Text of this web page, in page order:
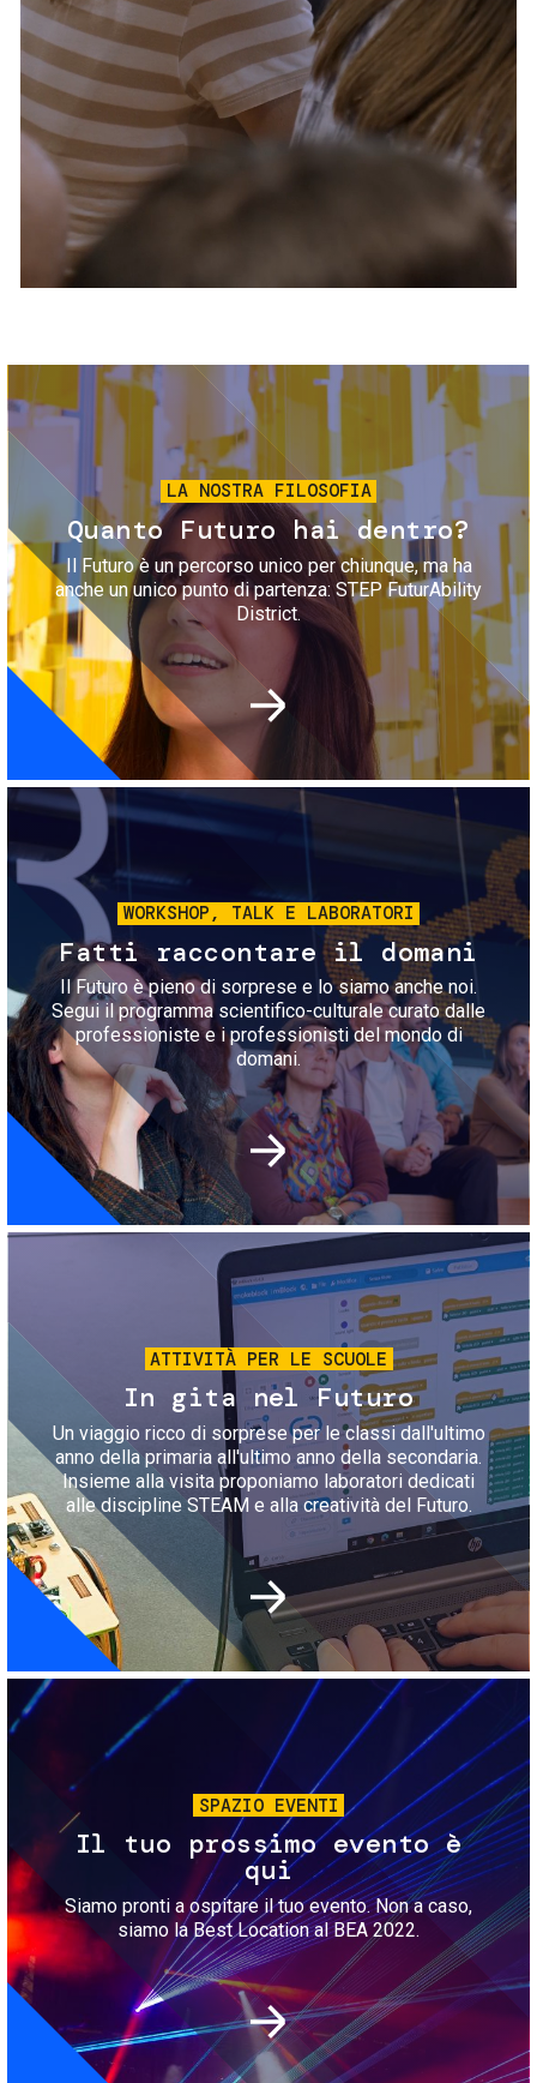
Servizi e accessibilità
Contatti
FAQ
Biglietti
Immagine
LA NOSTRA FILOSOFIA
Quanto Futuro hai dentro?
Il Futuro è un percorso unico per chiunque, ma ha
anche un unico punto di partenza: STEP FuturAbility
District.
Immagine
WORKSHOP, TALK E LABORATORI
Fatti raccontare il domani
Il Futuro è pieno di sorprese e lo siamo anche noi.
Segui il programma scientifico-culturale curato dalle
professioniste e i professionisti del mondo di
domani.
Immagine
ATTIVITÀ PER LE SCUOLE
In gita nel Futuro
Un viaggio ricco di sorprese per le classi dall'ultimo
anno della primaria all'ultimo anno della secondaria.
Insieme alla visita proponiamo laboratori dedicati
alle discipline STEAM e alla creatività del Futuro.
Immagine
SPAZIO EVENTI
Il tuo prossimo evento è
qui
Siamo pronti a ospitare il tuo evento. Non a caso,
siamo la Best Location al BEA 2022.